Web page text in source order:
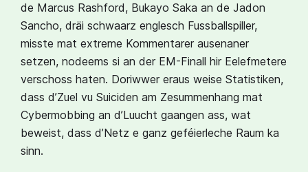
de Marcus Rashford, Bukayo Saka an de Jadon
Sancho, dräi schwaarz englesch Fussballspiller,
misste mat extreme Kommentarer ausenaner
setzen, nodeems si an der EM-Finall hir Eelefmetere
verschoss haten. Doriwwer eraus weise Statistiken,
dass d’Zuel vu Suiciden am Zesummenhang mat
Cybermobbing an d’Luucht gaangen ass, wat
beweist, dass d’Netz e ganz geféierleche Raum ka
sinn.